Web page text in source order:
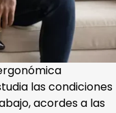
las condiciones
acordes a las